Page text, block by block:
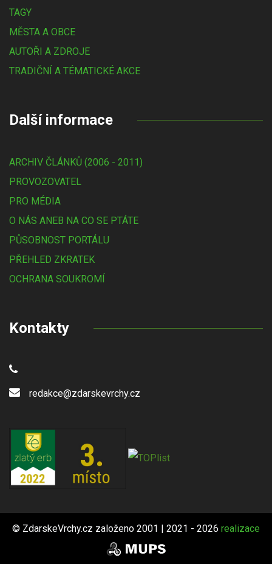
TAGY
MĚSTA A OBCE
AUTOŘI A ZDROJE
TRADIČNÍ A TÉMATICKÉ AKCE
Další informace
ARCHIV ČLÁNKŮ (2006 - 2011)
PROVOZOVATEL
PRO MÉDIA
O NÁS ANEB NA CO SE PTÁTE
PŮSOBNOST PORTÁLU
PŘEHLED ZKRATEK
OCHRANA SOUKROMÍ
Kontakty
redakce@zdarskevrchy.cz
© ZdarskeVrchy.cz založeno 2001 | 2021 - 2026 realizace